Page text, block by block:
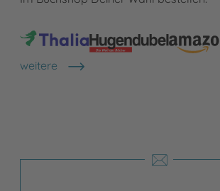
weitere
Shops anzeigen